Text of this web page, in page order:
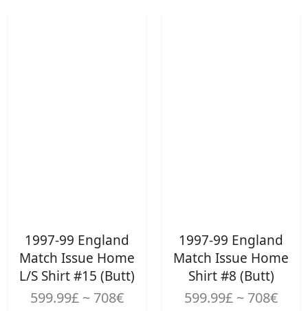
1997-99 England
Match Issue Home
L/S Shirt #15 (Butt)
599.99£ ~ 708€
1997-99 England
Match Issue Home
Shirt #8 (Butt)
599.99£ ~ 708€